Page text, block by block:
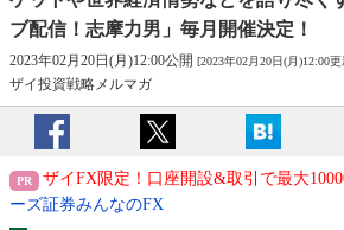
ブ配信！志摩力男」毎月開催決定！
2023年02月20日(月)12:00公開 [2023年02月20日(月)12:00
ザイ投資戦略メルマガ
ザイFX限定！口座開設&取引で最大
ーズ証券みんなのFX